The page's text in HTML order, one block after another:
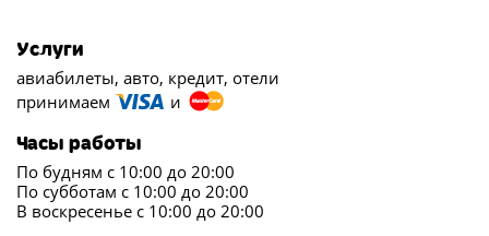
Услуги
авиабилеты, авто, кредит, отели
принимаем
и
Часы работы
По будням с 10:00 до 20:00
По субботам с 10:00 до 20:00
В воскресенье с 10:00 до 20:00